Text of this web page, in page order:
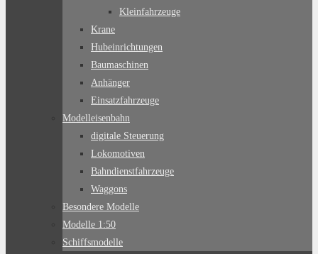
Kleinfahrzeuge
Krane
Hubeinrichtungen
Baumaschinen
Anhänger
Einsatzfahrzeuge
Modelleisenbahn
digitale Steuerung
Lokomotiven
Bahndienstfahrzeuge
Waggons
Besondere Modelle
Modelle 1:50
Schiffsmodelle